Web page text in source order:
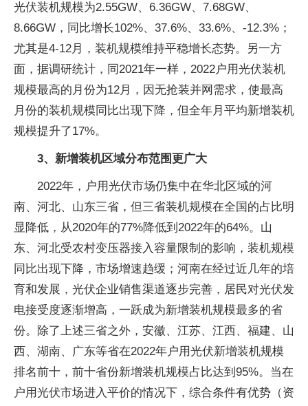
光伏装机规模为2.55GW、6.36GW、7.68GW、
8.66GW，同比增长102%、37.6%、33.6%、-12.3%；
尤其是4-12月，装机规模维持平稳增长态势。另一方
面，据调研统计，同2021年一样，2022户用光伏装机
规模最高的月份为12月，因无抢装并网需求，使最高
月份的装机规模同比出现下降，但全年月平均新增装机
规模提升了17%。
3、新增装机区域分布范围更广大
2022年，户用光伏市场仍集中在华北区域的河
南、河北、山东三省，但三省装机规模在全国的占比明
显降低，从2020年的77%降低到2022年的64%。山
东、河北受农村变压器接入容量限制的影响，装机规模
同比出现下降，市场增速趋缓；河南在经过近几年的培
育和发展，光伏企业销售渠道逐步完善，居民对光伏发
电接受度逐渐增高，一跃成为新增装机规模最多的省
份。除了上述三省之外，安徽、江苏、江西、福建、山
西、湖南、广东等省在2022年户用光伏新增装机规模
排名前十，前十省份新增装机规模占比达到95%。当在
户用光伏市场进入平价的情况下，综合条件有优势（资